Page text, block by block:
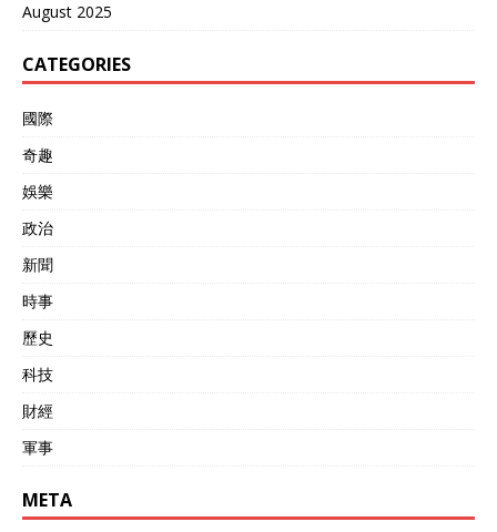
August 2025
CATEGORIES
國際
奇趣
娛樂
政治
新聞
時事
歷史
科技
財經
軍事
META